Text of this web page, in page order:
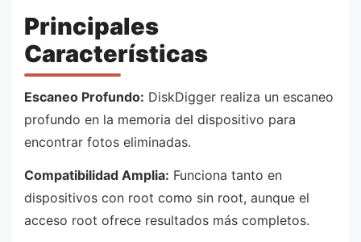
Principales
Características
Escaneo Profundo: DiskDigger realiza un escaneo
profundo en la memoria del dispositivo para
encontrar fotos eliminadas.
Compatibilidad Amplia: Funciona tanto en
dispositivos con root como sin root, aunque el
acceso root ofrece resultados más completos.